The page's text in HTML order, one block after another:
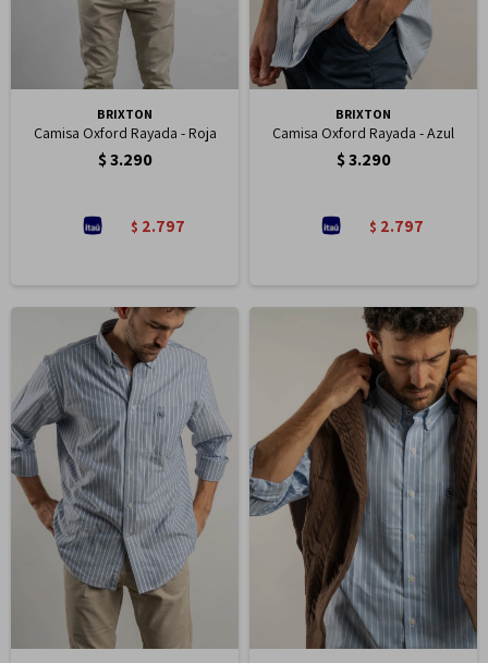
BRIXTON
Camisa Oxford Rayada - Roja
$3.290
$ 2.797
BRIXTON
Camisa Oxford Rayada - Azul
$3.290
$ 2.797